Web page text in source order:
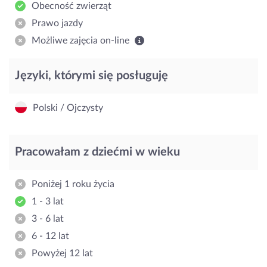
Obecność zwierząt
Prawo jazdy
Możliwe zajęcia on-line
Języki, którymi się posługuję
Polski / Ojczysty
Pracowałam z dziećmi w wieku
Poniżej 1 roku życia
1 - 3 lat
3 - 6 lat
6 - 12 lat
Powyżej 12 lat